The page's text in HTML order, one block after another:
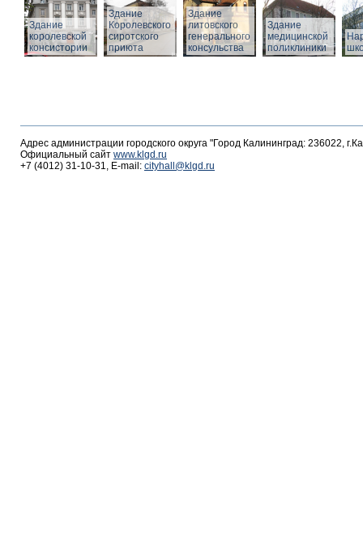
Здание
королевской
консистории
Здание
Королевского
сиротского
приюта
Здание
литовского
генерального
консульства
Здание
медицинской
поликлиники
Адрес администрации городского округа "Город Калининград: 236022,
Официальный сайт www.klgd.ru
+7 (4012) 31-10-31, E-mail: cityhall@klgd.ru